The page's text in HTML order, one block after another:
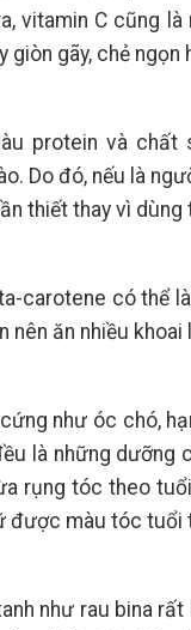
vitamin C cũng
giòn gãy, chẻ
protein và chất
Do đó, nếu là
thiết thay vì
carotene có thể
nên ăn nhiều
như óc chó,
là những dưỡng
rụng tóc theo
được màu tóc tuổi
như rau bina